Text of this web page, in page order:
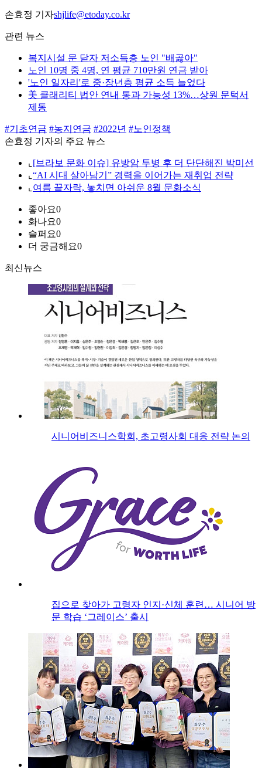
손효정 기자shjlife@etoday.co.kr
관련 뉴스
복지시설 문 닫자 저소득층 노인 "배곯아"
노인 10명 중 4명, 연 평균 710만원 연금 받아
'노인 일자리'로 중·장년층 평균 소득 늘었다
美 클래리티 법안 연내 통과 가능성 13%…상원 문턱서
제동
#기초연금 #농지연금 #2022년 #노인정책
손효정 기자의 주요 뉴스
⌞ [브라보 문화 이슈] 유방암 투병 후 더 단단해진 박미선
⌞ “AI 시대 살아남기” 경력을 이어가는 재취업 전략
⌞ 여름 끝자락, 놓치면 아쉬운 8월 문화소식
좋아요0
화나요0
슬퍼요0
더 궁금해요0
최신뉴스
시니어비즈니스학회, 초고령사회 대응 전략 논의
집으로 찾아가 고령자 인지·신체 훈련… 시니어 방
문 학습 ‘그레이스’ 출시